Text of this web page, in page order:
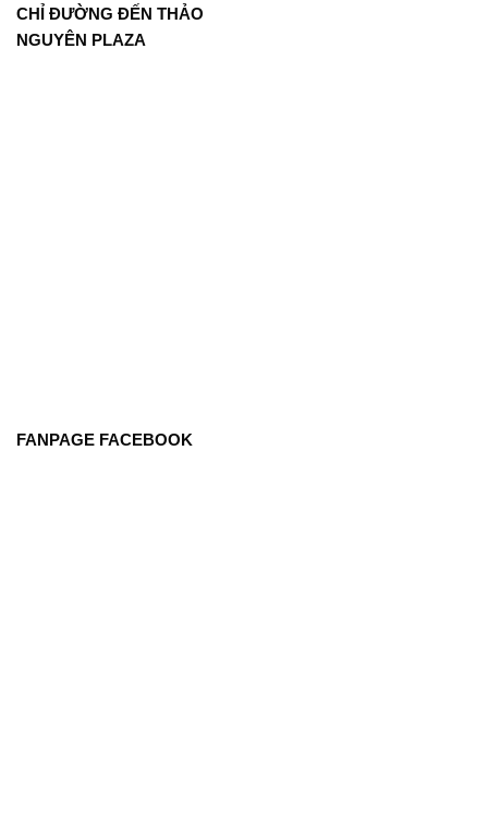
CHỈ ĐƯỜNG ĐẾN THẢO
NGUYÊN PLAZA
FANPAGE FACEBOOK